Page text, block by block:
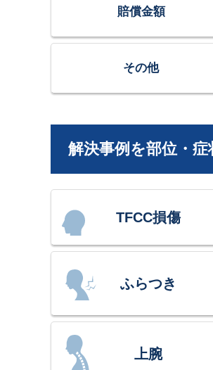
賠償金額
その他
解決事例を部位・症
TFCC損傷
ふらつき
上腕